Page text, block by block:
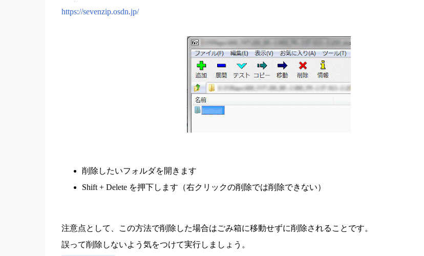
https://sevenzip.osdn.jp/
削除したいフォルダを開きます
Shift + Delete を押下します（右クリックの削除では削除できない）
注意点として、この方法で削除した場合はごみ箱に移動せずに削除されることです。
誤って削除しないよう気をつけて実行しましょう。